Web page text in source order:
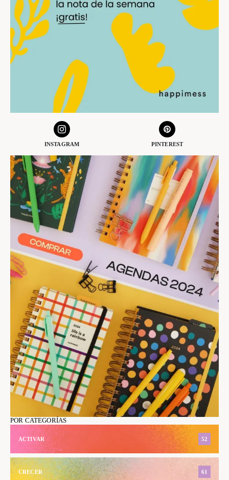
INSTAGRAM PINTEREST
POR CATEGORÍAS
ACTIVAR 52
CRECER 61